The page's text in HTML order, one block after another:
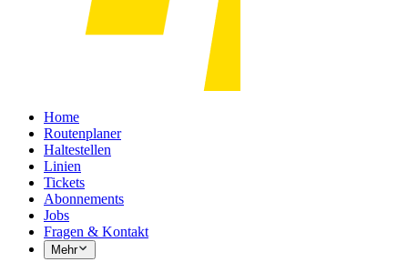
Home
Routenplaner
Haltestellen
Linien
Tickets
Abonnements
Jobs
Fragen & Kontakt
Mehr